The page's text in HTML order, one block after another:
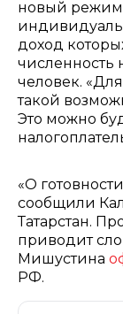
новый режим
доход
численность
человек.
такой
Это можно
«О
сообщили
Татарстан.
приводит
Мишустина
РФ.